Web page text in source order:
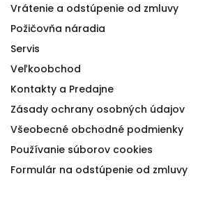
Vrátenie a odstúpenie od zmluvy
Požičovňa náradia
Servis
Veľkoobchod
Kontakty a Predajne
Zásady ochrany osobných údajov
Všeobecné obchodné podmienky
Používanie súborov cookies
Formulár na odstúpenie od zmluvy